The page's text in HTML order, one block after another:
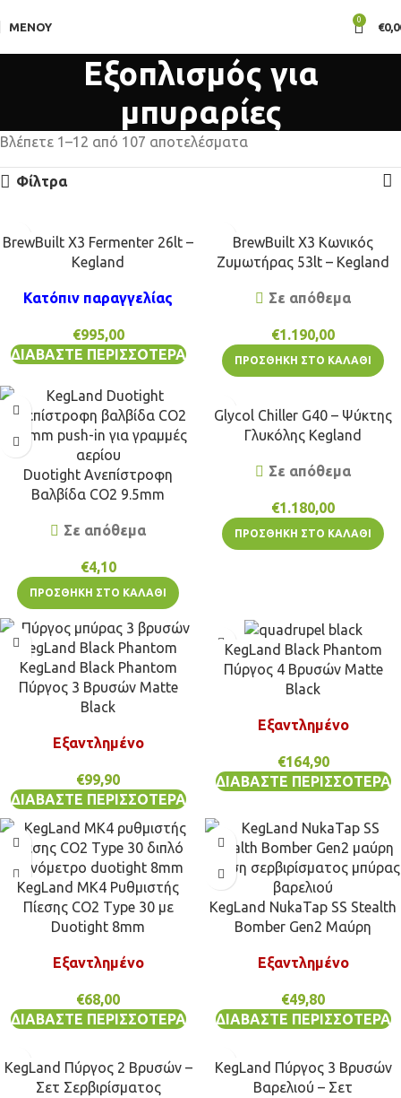
ΜΕΝΟΎ
0
€
Εξοπλισμός για
μπυραρίες
Βλέπετε 1–12 από 107 αποτελέσματα
Φίλτρα
BrewBuilt X3 Fermenter 26lt –
Kegland
Κατόπιν παραγγελίας
€995,00
ΔΙΑΒΆΣΤΕ ΠΕΡΙΣΣΌΤΕΡΑ
BrewBuilt X3 Κωνικός
Ζυμωτήρας 53lt – Kegland
Σε απόθεμα
€1.190,00
ΠΡΟΣΘΉΚΗ ΣΤΟ ΚΑΛΆΘΙ
Duotight Ανεπίστροφη
Βαλβίδα CO2 9.5mm
Σε απόθεμα
€4,10
ΠΡΟΣΘΉΚΗ ΣΤΟ ΚΑΛΆΘΙ
Glycol Chiller G40 – Ψύκτης
Γλυκόλης Kegland
Σε απόθεμα
€1.180,00
ΠΡΟΣΘΉΚΗ ΣΤΟ ΚΑΛΆΘΙ
KegLand Black Phantom
Πύργος 3 Βρυσών Matte
Black
Εξαντλημένο
€99,90
ΔΙΑΒΆΣΤΕ ΠΕΡΙΣΣΌΤΕΡΑ
KegLand Black Phantom
Πύργος 4 Βρυσών Matte
Black
Εξαντλημένο
€164,90
ΔΙΑΒΆΣΤΕ ΠΕΡΙΣΣΌΤΕΡΑ
KegLand MK4 Ρυθμιστής
Πίεσης CO2 Type 30 με
Duotight 8mm
Εξαντλημένο
€68,00
ΔΙΑΒΆΣΤΕ ΠΕΡΙΣΣΌΤΕΡΑ
KegLand NukaTap SS Stealth
Bomber Gen2 Μαύρη
Εξαντλημένο
€49,80
ΔΙΑΒΆΣΤΕ ΠΕΡΙΣΣΌΤΕΡΑ
KegLand Πύργος 2 Βρυσών –
Σετ Σερβιρίσματος
KegLand Πύργος 3 Βρυσών
Βαρελιού – Σετ